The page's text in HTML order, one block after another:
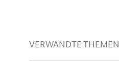
VERWANDTE THEMEN